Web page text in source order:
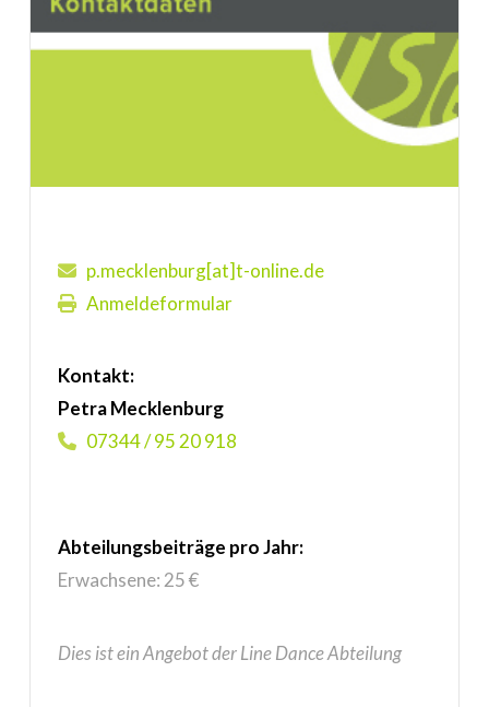
p.mecklenburg[at]t-online.de
Anmeldeformular
Kontakt:
Petra Mecklenburg
07344 / 95 20 918
Abteilungsbeiträge pro Jahr:
Erwachsene: 25 €
Dies ist ein Angebot der Line Dance Abteilung